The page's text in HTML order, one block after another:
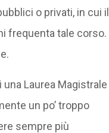
o privati, in cui il
frequenta tale corso.
Laurea Magistrale
un po’ troppo
sempre più